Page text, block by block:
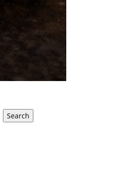
Search